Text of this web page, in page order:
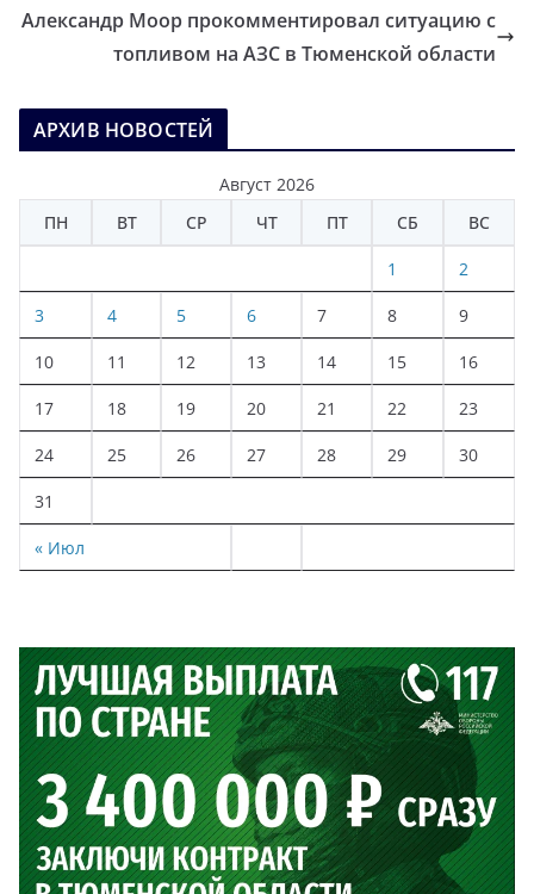
Александр Моор прокомментировал ситуацию с
топливом на АЗС в Тюменской области
АРХИВ НОВОСТЕЙ
Август 2026
ПН
ВТ СР ЧТ ПТ СБ ВС
« Июл
1 2
3 4 5 6 7 8 9
10 11 12 13 14 15 16
17 18 19 20 21 22 23
24 25 26 27 28 29 30
31